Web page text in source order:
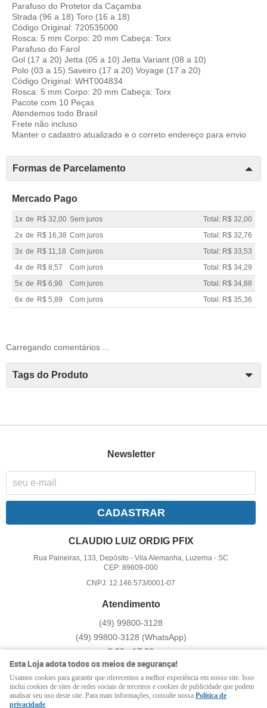
Parafuso do Protetor da Caçamba
Strada (96 a 18) Toro (16 a 18)
Código Original: 720535000
Rosca: 5 mm Corpo: 20 mm Cabeça: Torx
Parafuso do Farol
Gol (17 a 20) Jetta (05 a 10) Jetta Variant (08 a 10)
Polo (03 a 15) Saveiro (17 a 20) Voyage (17 a 20)
Código Original: WHT004834
Rosca: 5 mm Corpo: 20 mm Cabeça: Torx
Pacote com 10 Peças
Atendemos todo Brasil
Frete não incluso
Manter o cadastro atualizado e o correto endereço para envio
Formas de Parcelamento
Mercado Pago
1x de R$ 32,00 Sem juros
Total: R$ 32,00
2x de R$ 16,38 Com juros
Total: R$ 32,76
3x de R$ 11,18 Com juros
Total: R$ 33,53
4x de R$ 8,57 Com juros
Total: R$ 34,29
5x de R$ 6,98 Com juros
Total: R$ 34,88
6x de R$ 5,89 Com juros Total: R$ 35,36
Carregando comentários ...
Tags do Produto
Newsletter
CADASTRAR
CLAUDIO LUIZ ORDIG PFIX
Rua Paineiras, 133, Depósito -Vila Alemanha, Luzerna -SC
CEP: 89609-000
CNPJ: 12.146.573/0001-07
Atendimento
(49) 99800-3128
(49) 99800-3128 (WhatsApp)
8:00 - 17:00
pfix@pfix.com.br
LOJA VIRTUAL CRIADA POR
Esta Loja adota todos os meios de segurança!
Usamos cookies para garantir que oferecemos a melhor experiência em nosso site. Isso
inclui cookies de sites de redes sociais de terceiros e cookies de publicidade que podem
analisar seu uso deste site. Para mais informações, consulte nossa Política de
privacidade.